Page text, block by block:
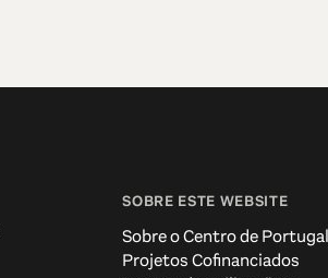
SOBRE ESTE WEBSITE
Sobre o Centro de Portugal
Projetos Cofinanciados